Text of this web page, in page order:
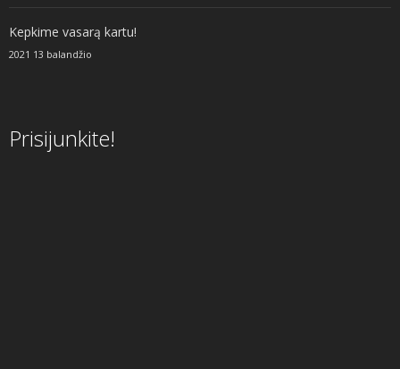
Kepkime vasarą kartu!
2021 13 balandžio
Prisijunkite!